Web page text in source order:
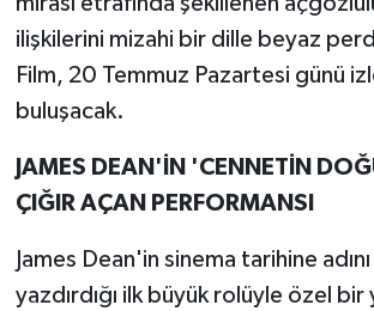
ilişkilerini mizahi bir dille beyaz
Film, 20 Temmuz Pazartesi günü
buluşacak.
JAMES DEAN'İN 'CENNETİN
ÇIĞIR AÇAN PERFORMANSI
James Dean'in sinema tarihine
yazdırdığı ilk büyük rolüyle özel bir